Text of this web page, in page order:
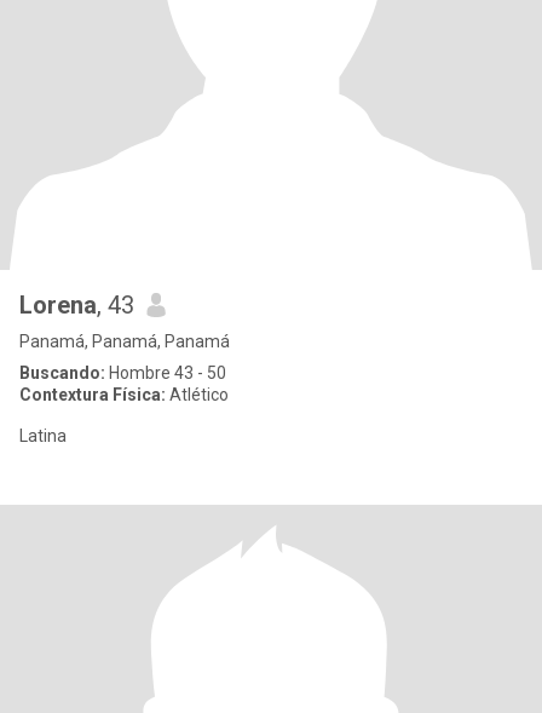
Lorena, 43
Panamá, Panamá, Panamá
Buscando: Hombre 43 - 50
Contextura Física: Atlético
Latina